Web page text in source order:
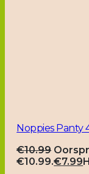
Noppies Panty
€10.99
€10.99.€7.99